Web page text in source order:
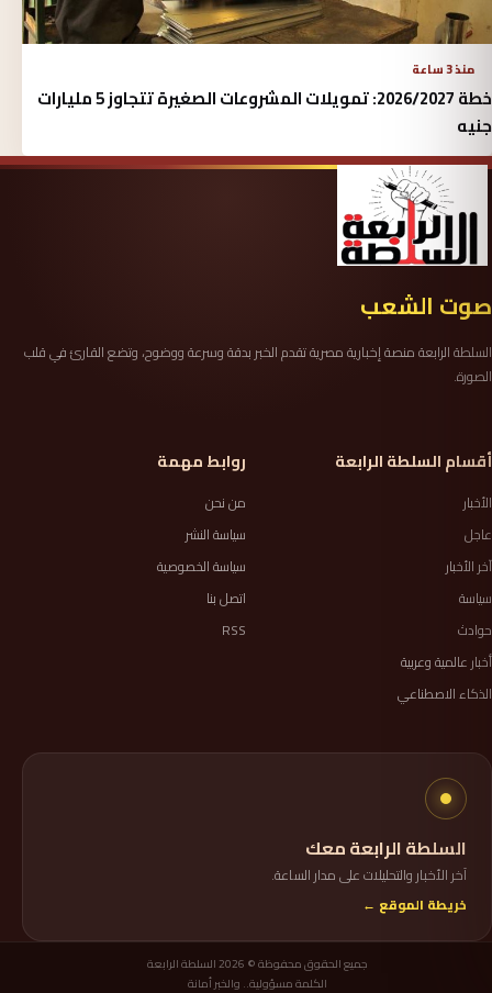
منذ 3 ساعة
خطة 2026/2027: تمويلات المشروعات الصغيرة تتجاوز 5 مليارات
جنيه
صوت الشعب
السلطة الرابعة منصة إخبارية مصرية تقدم الخبر بدقة وسرعة ووضوح، وتضع القارئ في قلب
الصورة.
أقسام السلطة الرابعة
الأخبار
عاجل
آخر الأخبار
سياسة
حوادث
أخبار عالمية وعربية
الذكاء الاصطناعي
روابط مهمة
من نحن
سياسة النشر
سياسة الخصوصية
اتصل بنا
RSS
السلطة الرابعة معك
آخر الأخبار والتحليلات على مدار الساعة.
خريطة الموقع ←
جميع الحقوق محفوظة © 2026 السلطة الرابعة
الكلمة مسؤولية.. والخبر أمانة